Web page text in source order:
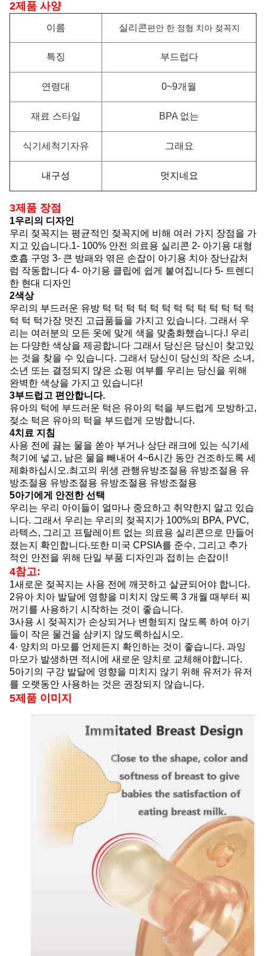
2제품 사양
이름 실리콘편안 한 정형 치아 젖꼭지
특징 부드럽다
연령대 0~9개월
재료 스타일 BPA 없는
식기세척기 자유 그래요
내구성 멋지네요
3제품 장점
1우리의 디자인
우리 젖꼭지는 평균적인 젖꼭지에 비해 여러 가지 장점을 가
지고 있습니다.1- 100% 안전 의료용 실리콘 2- 아기용 대형
호흡 구멍 3- 큰 방패와 엮은 손잡이 아기용 치아 장난감처
럼 작동합니다 4- 아기용 클립에 쉽게 붙여집니다 5- 트렌디
한 현대 디자인
2색상
우리의 부드러운 유방 턱 턱 턱 턱 턱 턱 턱 턱 턱 턱 턱 턱 턱
턱 턱 턱가장 멋진 고급품들을 가지고 있습니다. 그래서 우
리는 여러분의 모든 옷에 맞게 색을 맞춤화했습니다.! 우리
는 다양한 색상을 제공합니다 그래서 당신은 당신이 찾고있
는 것을 찾을 수 있습니다. 그래서 당신이 당신의 작은 소녀,
소년 또는 결정되지 않은 쇼핑 여부를 우리는 당신을 위해
완벽한 색상을 가지고 있습니다!
3부드럽고 편안합니다.
유아의 턱에 부드러운 턱은 유아의 턱을 부드럽게 모방하고,
젖소 턱은 유아의 턱을 부드럽게 모방합니다.
4치료 지침
사용 전에 끓는 물을 쏟아 부거나 상단 래크에 있는 식기세
척기에 넣고, 남은 물을 빼내어 4~6시간 동안 건조하도록 세
제화하십시오.최고의 위생 관행유방조절용 유방조절용 유
방조절용 유방조절용 유방조절용 유방조절용
5아기에게 안전한 선택
우리는 우리 아이들이 얼마나 중요하고 취약한지 알고 있습
니다. 그래서 우리는 우리의 젖꼭지가 100%의 BPA, PVC,
라텍스, 그리고 프탈레이트 없는 의료용 실리콘으로 만들어
졌는지 확인합니다.또한 미국 CPSIA를 준수, 그리고 추가
적인 안전을 위해 단일 부품 디자인과 접히는 손잡이!
4참고:
1새로운 젖꼭지는 사용 전에 깨끗하고 살균되어야 합니다.
2유아 치아 발달에 영향을 미치지 않도록 3 개월 때부터 찌
꺼기를 사용하기 시작하는 것이 좋습니다.
3사용 시 젖꼭지가 손상되거나 변형되지 않도록 하여 아기
들이 작은 물건을 삼키지 않도록하십시오.
4· 양치의 마모를 언제든지 확인하는 것이 좋습니다. 과잉
마모가 발생하면 적시에 새로운 양치로 교체해야합니다.
5아기의 구강 발달에 영향을 미치지 않기 위해 유저가 유저
를 오랫동안 사용하는 것은 권장되지 않습니다.
5제품 이미지